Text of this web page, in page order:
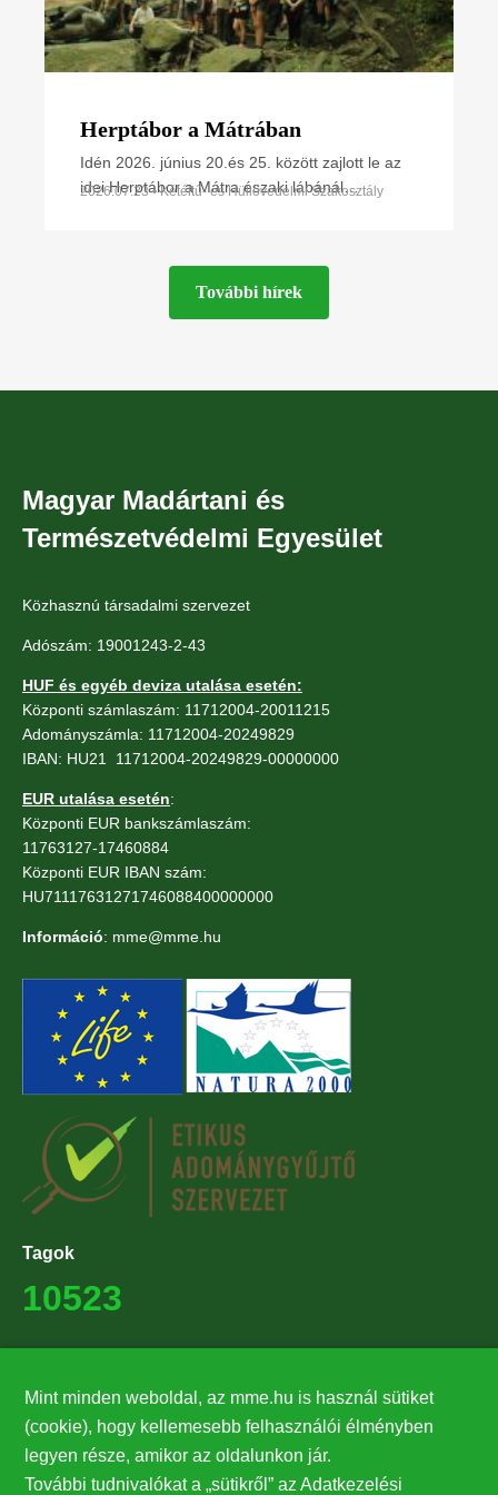
Herptábor a Mátrában
Idén 2026. június 20.és 25. között zajlott le az
idei Herptábor a Mátra északi lábánál
2026.07.23 • Kétéltű- és Hüllővédelmi Szakosztály
További hírek
Magyar Madártani és
Természetvédelmi Egyesület
Közhasznú társadalmi szervezet
Adószám: 19001243-2-43
HUF és egyéb deviza utalása esetén:
Központi számlaszám: 11712004-20011215
Adományszámla: 11712004-20249829
IBAN: HU21 11712004-20249829-00000000
EUR utalása esetén:
Központi EUR bankszámlaszám:
11763127-17460884
Központi EUR IBAN szám:
HU71117631271746088400000000
Információ: mme@mme.hu
Tagok
10523
27224
Hírlevél feliratkozás
Mint minden weboldal, az mme.hu is használ sütiket
(cookie), hogy kellemesebb felhasználói élményben
legyen része, amikor az oldalunkon jár.
További tudnivalókat a „sütikről” az Adatkezelési